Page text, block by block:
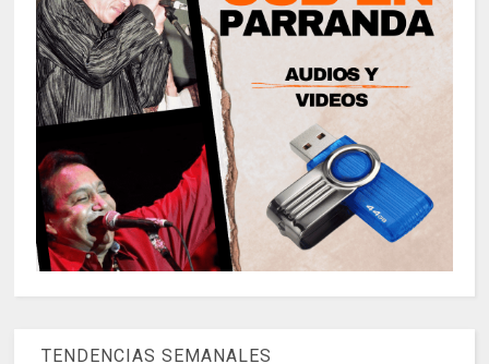
TENDENCIAS SEMANALES